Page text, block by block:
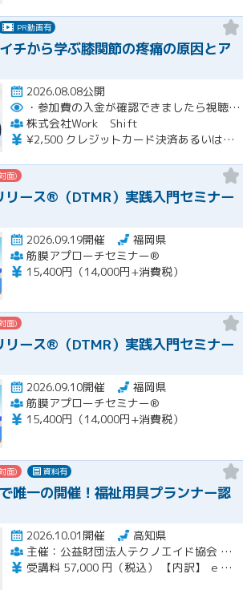
PR動画有
チから学ぶ膝関節の疼痛の原因とア
2026.08.08公開
・参加費の入金が確認できましたら視聴用URLとパスワードおよび資料をお申込みいただきましたメールアドレスに送付します。
株式会社Work Shift
¥2,500 クレジットカード決済あるいは銀行振込となります。
面)
ース®（DTMR）実践入門セミナー
2026.09.19開催
福岡県
筋膜アプローチセミナー®
15,400円（14,000円+消費税）
面)
ース®（DTMR）実践入門セミナー
2026.09.10開催
福岡県
筋膜アプローチセミナー®
15,400円（14,000円+消費税）
面) 資料有
唯一の開催！福祉用具プランナー認
2026.10.01開催
高知県
主催：公益財団法人テクノエイド協会 集合研修会場期間：一般社団法人ナチュラルハートフルケアネットワーク
受講料 57,000 円（税込） 【内訳】 ｅラーニング受講料・テキスト代 21,000 円（税込） 集合講習受講料 36,000 円（税込） ※インターネットに係る通信料（回線料）は、受講料には含まれません。